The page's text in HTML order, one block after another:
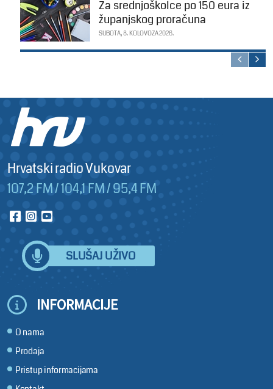
Za srednjoškolce po 150 eura iz
županjskog proračuna
SUBOTA, 8. KOLOVOZA 2026.
Hrvatski radio Vukovar
107,2 FM / 104,1 FM / 95,4 FM
SLUŠAJ UŽIVO
INFORMACIJE
O nama
Prodaja
Pristup informacijama